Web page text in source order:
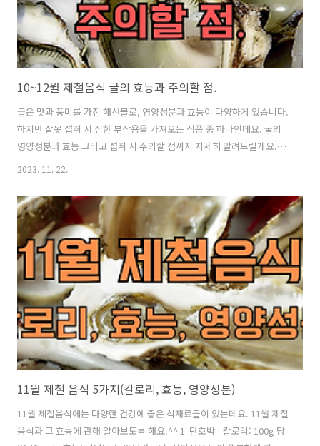
10~12월 제철음식 굴의 효능과 주의할 점.
굴은 맛과 풍미를 가진 해산물로, 영양성분과 효능이 다양하게 있습니다.
하지만 잘못 섭취 시 심한 부작용을 가져오는 식품 중 하나인데요. 굴의
영양성분과 효능 그리고 섭취 시 주의할 점까지 자세히 알려드릴게요.^^
1. 영양성분 - 단백질: 근육을 구성하는 데 필요한 영양소로, 100g 당 약
중요한 역할을 하는 미네랄로, 100g 당 약 20mg의 아연이 함유되어 있
습니다. - 철분: 혈액 중 산소 운반에 관여하며 빈혈 예방에 도움을 주는
미네랄로, 100g 당 약 2.5mg의 철분이 함유되어 있습니다. - 칼슘: 뼈와
치아의 형성에 필요한 미네랄로, 100g 당 약 100mg의 칼슘이 함유되어
있습니다. - 비타민 B12: 혈액..
2023. 11. 22.
11월 제철 음식 5가지(칼로리, 효능, 영양성분)
11월 제철음식에는 다양한 건강에 좋은 식재료들이 있는데요. 11월 제철
음식과 그 효능에 관해 알아보도록 해요.^^ 1. 단호박 - 칼로리: 100g 당